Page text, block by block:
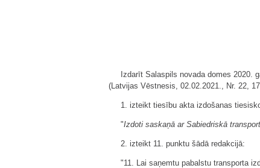
Izdarīt Salaspils novada domes 2020.
(Latvijas Vēstnesis, 02.02.2021., Nr. 22,
1. izteikt tiesību akta izdošanas
"Izdoti saskaņā ar Sabiedriskā
2. izteikt 11. punktu šādā redakcijā:
"11. Lai saņemtu pabalstu transporta